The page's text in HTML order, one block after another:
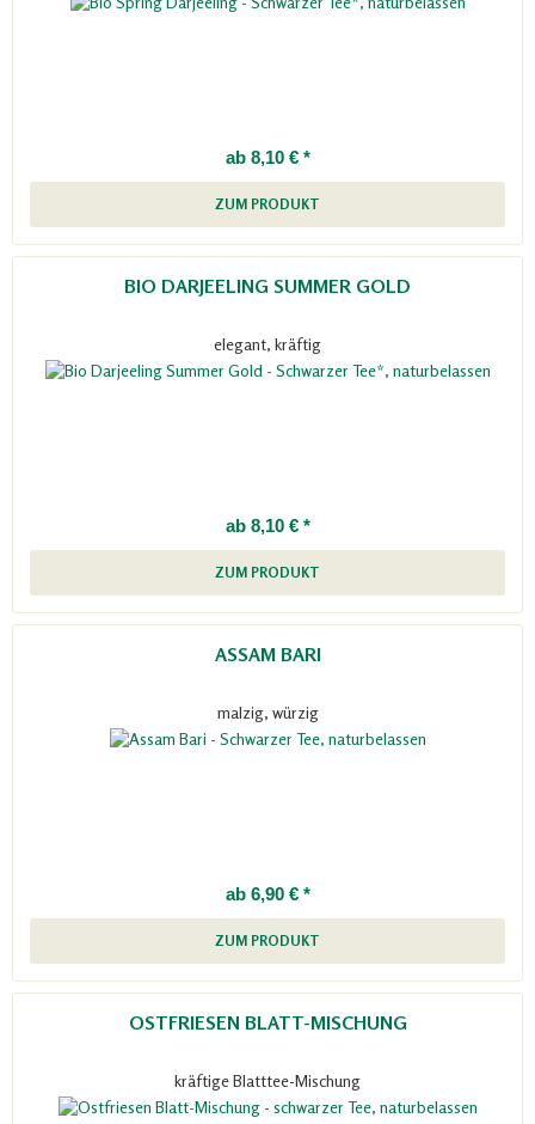
ab 8,10 € *
ZUM PRODUKT
BIO DARJEELING SUMMER GOLD
elegant, kräftig
ab 8,10 € *
ZUM PRODUKT
ASSAM BARI
malzig, würzig
ab 6,90 € *
ZUM PRODUKT
OSTFRIESEN BLATT-MISCHUNG
kräftige Blatttee-Mischung